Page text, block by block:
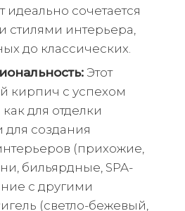
идеально сочетается
стилями интерьера,
до классических.
Этот
кирпич с успехом
для отделки
для создания
(прихожие,
бильярдные, SPA-
с другими
(светло-бежевый,